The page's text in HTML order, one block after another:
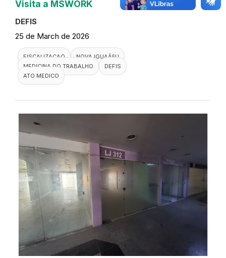
Visita a MSWORK
DEFIS
25 de March de 2026
FISCALIZACAO
NOVA IGUAÃ§U
MEDICINA DO TRABALHO
DEFIS
ATO MEDICO